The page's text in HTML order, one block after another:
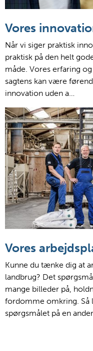
Vores
Når vi siger praktisk
praktisk på den helt
måde. Vores erfaring
sagtens kan være
innovation uden a…
Vores
Kunne du tænke dig at
landbrug? Det
mange billeder på,
fordomme omkring. Så
spørgsmålet på en